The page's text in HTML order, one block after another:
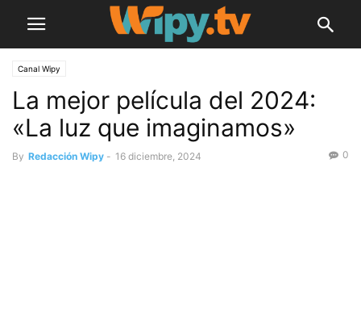
Canal Wipy
La mejor película del 2024:
«La luz que imaginamos»
By Redacción Wipy - 16 diciembre, 2024 0